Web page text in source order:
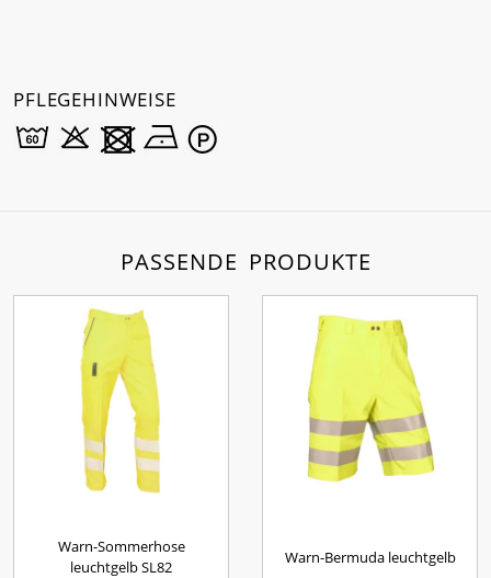
PFLEGEHINWEISE
PASSENDE PRODUKTE
Warn-Sommerhose
leuchtgelb SL82
Warn-Bermuda leuchtgelb